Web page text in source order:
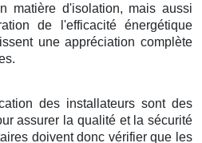
matière d'isolation, mais aussi
de l'efficacité énergétique
une appréciation complète
des installateurs sont des
assurer la qualité et la sécurité
doivent donc vérifier que les